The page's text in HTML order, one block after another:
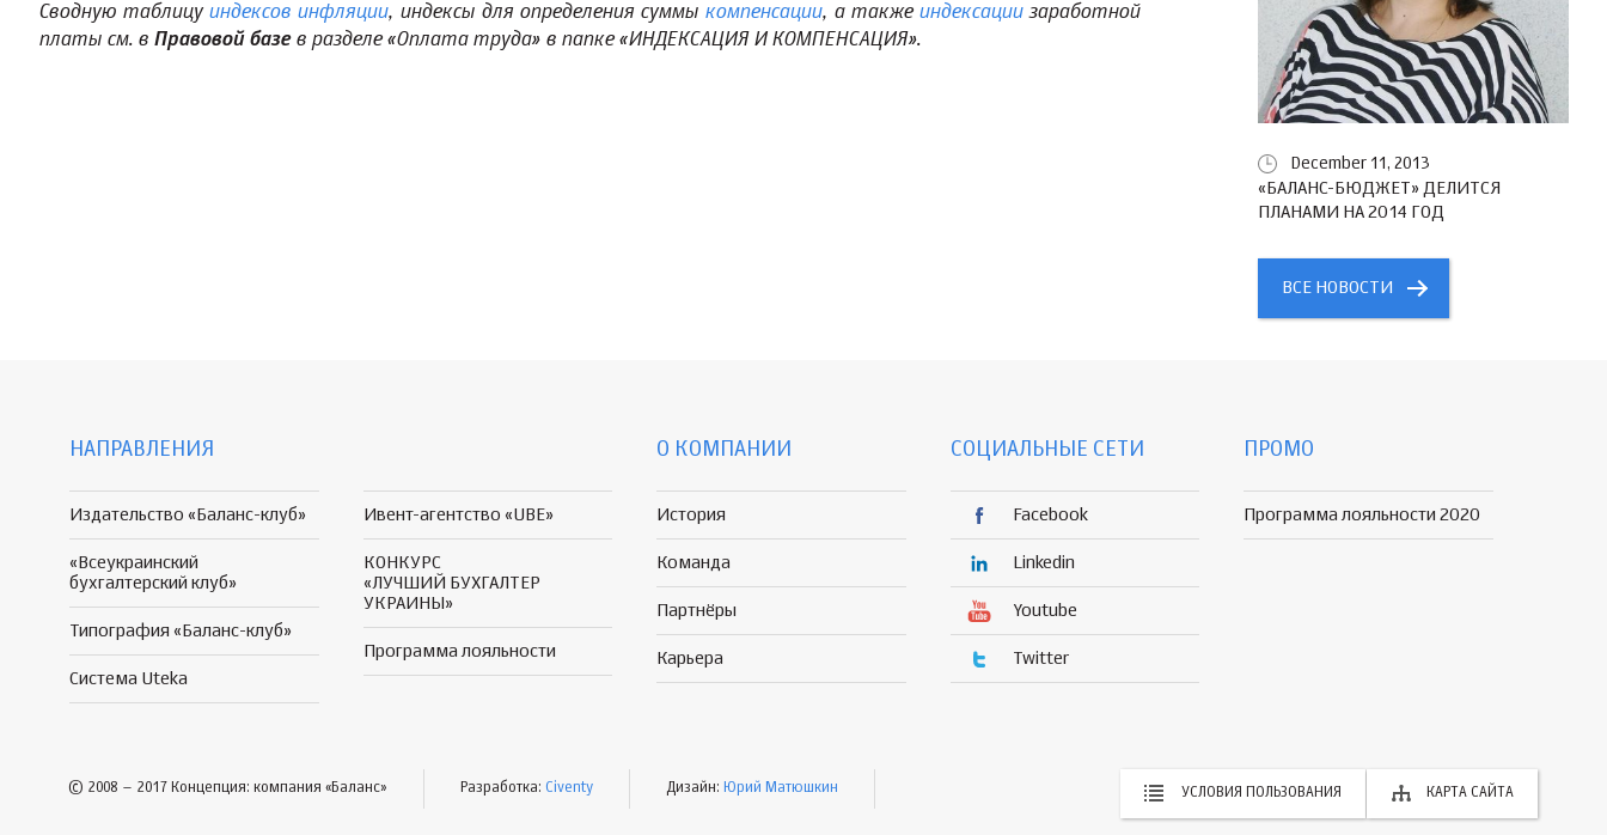
Сводную таблицу индексов инфляции, индексы для определения суммы компенсации, а также индексациизаработной
платы см. в Правовой базев разделе «Оплата труда» в папке «ИНДЕКСАЦИЯ И КОМПЕНСАЦИЯ».
December 11, 2013
«БАЛАНС-БЮДЖЕТ» ДЕЛИТСЯ
ПЛАНАМИ НА 2014 ГОД
ВСЕ НОВОСТИ
НАПРАВЛЕНИЯ
Издательство «Баланс-клуб»
«Всеукраинский
бухгалтерский клуб»
Типография «Баланс-клуб»
Система Uteka
Ивент-агентство «UBE»
КОНКУРС
«ЛУЧШИЙ БУХГАЛТЕР
УКРАИНЫ»
Программа лояльности
О КОМПАНИИ
История
Команда
Партнёры
Карьера
СОЦИАЛЬНЫЕ СЕТИ
Facebook
Linkedin
Youtube
Twitter
ПРОМО
Программа лояльности 2020
© 2008 – 2017 Концепция: компания «Баланс» Разработка: Civenty Дизайн: Юрий Матюшкин УСЛОВИЯ ПОЛЬЗОВАНИЯ КАРТА САЙТА